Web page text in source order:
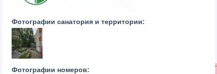
Фотографии санатория и территории:
Фотографии номеров: